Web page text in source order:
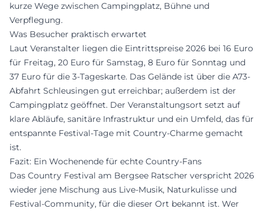
kurze Wege zwischen Campingplatz, Bühne und
Verpflegung.
Was Besucher praktisch erwartet
Laut Veranstalter liegen die Eintrittspreise 2026 bei 16 Euro
für Freitag, 20 Euro für Samstag, 8 Euro für Sonntag und
37 Euro für die 3-Tageskarte. Das Gelände ist über die A73-
Abfahrt Schleusingen gut erreichbar; außerdem ist der
Campingplatz geöffnet. Der Veranstaltungsort setzt auf
klare Abläufe, sanitäre Infrastruktur und ein Umfeld, das für
entspannte Festival-Tage mit Country-Charme gemacht
ist.
Fazit: Ein Wochenende für echte Country-Fans
Das Country Festival am Bergsee Ratscher verspricht 2026
wieder jene Mischung aus Live-Musik, Naturkulisse und
Festival-Community, für die dieser Ort bekannt ist. Wer